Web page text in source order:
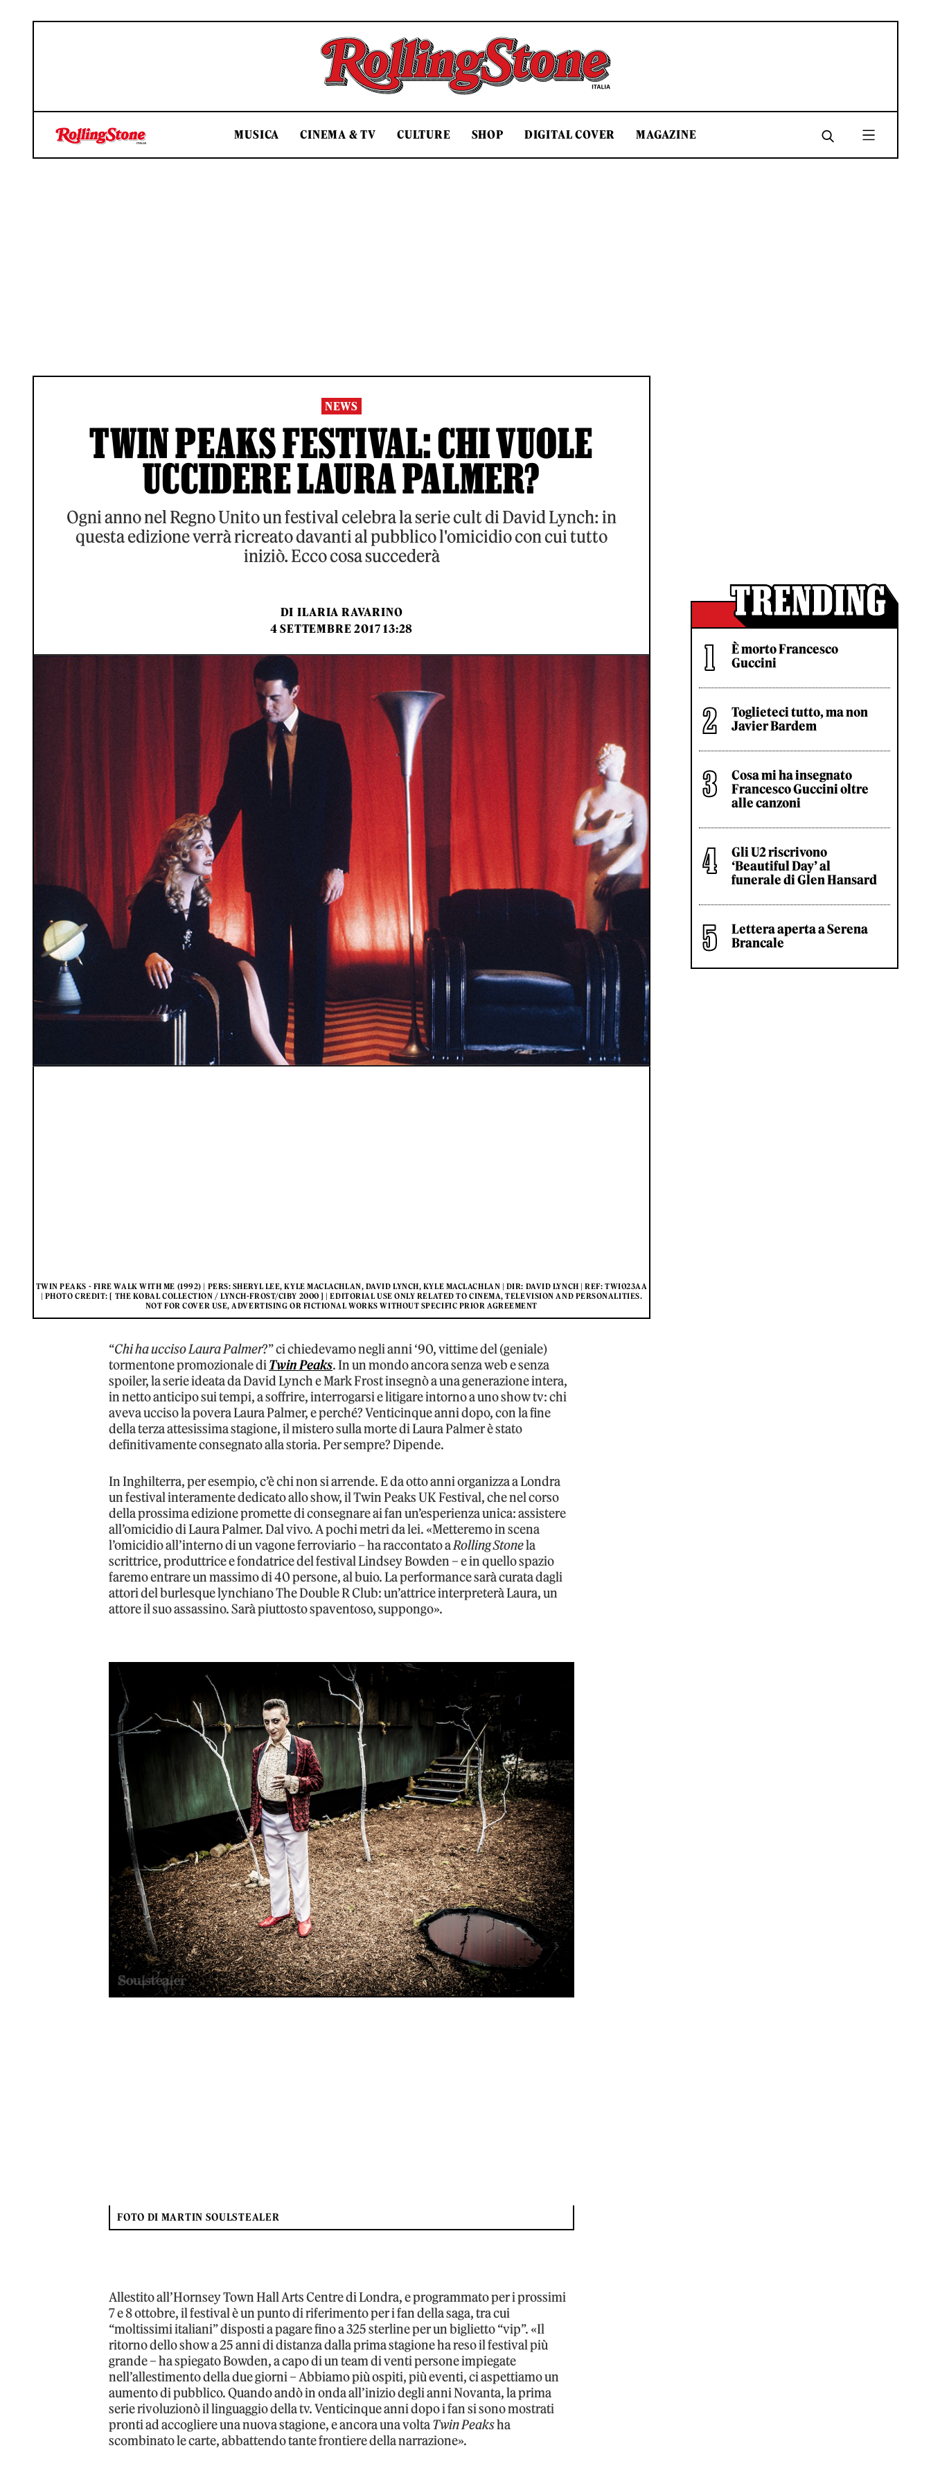
Rolling Stone Italia
MUSICA CINEMA & TV CULTURE SHOP DIGITAL COVER MAGAZINE
NEWS
TWIN PEAKS FESTIVAL: CHI VUOLE
UCCIDERE LAURA PALMER?
Ogni anno nel Regno Unito un festival celebra la serie cult di David Lynch: in
questa edizione verrà ricreato davanti al pubblico l'omicidio con cui tutto
iniziò. Ecco cosa succederà
DI ILARIA RAVARINO
4 SETTEMBRE 2017 13:28
TWIN PEAKS - FIRE WALK WITH ME (1992) | PERS: SHERYL LEE, KYLE MACLACHLAN, DAVID LYNCH, KYLE MACLACHLAN | DIR: DAVID LYNCH | REF: TWI023AA
| PHOTO CREDIT: [ THE KOBAL COLLECTION / LYNCH-FROST/CIBY 2000 ] | EDITORIAL USE ONLY RELATED TO CINEMA, TELEVISION AND PERSONALITIES.
NOT FOR COVER USE, ADVERTISING OR FICTIONAL WORKS WITHOUT SPECIFIC PRIOR AGREEMENT
“Chi ha ucciso Laura Palmer?” ci chiedevamo negli anni ‘90, vittime del (geniale)
tormentone promozionale diTwin Peaks. In un mondo ancora senza web e senza
spoiler, la serie ideata da David Lynch e Mark Frost insegnò a una generazione intera,
in netto anticipo sui tempi, a soffrire, interrogarsi e litigare intorno a uno show tv: chi
aveva ucciso la povera Laura Palmer, e perché? Venticinque anni dopo, con la fine
della terza attesissima stagione, il mistero sulla morte di Laura Palmer è stato
definitivamente consegnato alla storia. Per sempre? Dipende.
In Inghilterra, per esempio, c’è chi non si arrende. E da otto anni organizza a Londra
un festival interamente dedicato allo show, il Twin Peaks UK Festival, che nel corso
della prossima edizione promette di consegnare ai fan un’esperienza unica: assistere
all’omicidio di Laura Palmer. Dal vivo. A pochi metri da lei. «Metteremo in scena
l’omicidio all’interno di un vagone ferroviario – ha raccontato aRolling Stonela
scrittrice, produttrice e fondatrice del festival Lindsey Bowden – e in quello spazio
faremo entrare un massimo di 40 persone, al buio. La performance sarà curata dagli
attori del burlesque lynchiano The Double R Club: un’attrice interpreterà Laura, un
attore il suo assassino. Sarà piuttosto spaventoso, suppongo».
FOTO DI MARTIN SOULSTEALER
Allestito all’Hornsey Town Hall Arts Centre di Londra, e programmato per i prossimi
7 e 8 ottobre, il festival è un punto di riferimento per i fan della saga, tra cui
“moltissimi italiani” disposti a pagare fino a 325 sterline per un biglietto “vip”. «Il
ritorno dello show a 25 anni di distanza dalla prima stagione ha reso il festival più
grande – ha spiegato Bowden, a capo di un team di venti persone impiegate
nell’allestimento della due giorni – Abbiamo più ospiti, più eventi, ci aspettiamo un
aumento di pubblico. Quando andò in onda all’inizio degli anni Novanta, la prima
serie rivoluzionò il linguaggio della tv. Venticinque anni dopo i fan si sono mostrati
pronti ad accogliere una nuova stagione, e ancora una voltaTwin Peaksha
scombinato le carte, abbattendo tante frontiere della narrazione».
È morto Francesco
Guccini
Toglieteci tutto, ma non
Javier Bardem
Cosa mi ha insegnato
Francesco Guccini oltre
alle canzoni
Gli U2 riscrivono
‘Beautiful Day’ al
funerale di Glen Hansard
Lettera aperta a Serena
Brancale